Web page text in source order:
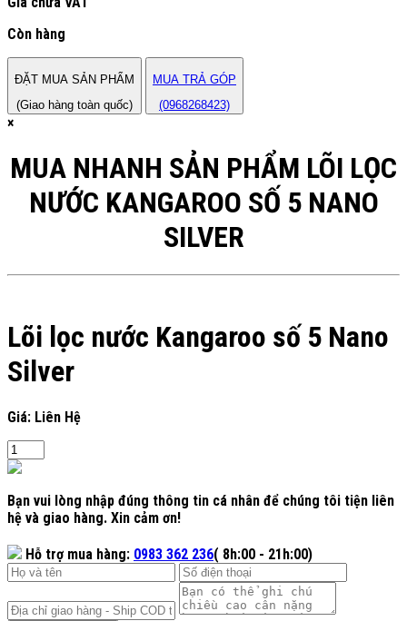
Còn hàng
ĐẶT MUA SẢN PHẨM
(Giao hàng toàn quốc)
MUA TRẢ GÓP
(0968268423)
×
MUA NHANH SẢN PHẨM LÕI LỌC
NƯỚC KANGAROO SỐ 5 NANO
SILVER
Lõi lọc nước Kangaroo số 5 Nano
Silver
Giá: Liên Hệ
Bạn vui lòng nhập đúng thông tin cá nhân để chúng tôi tiện liên
hệ và giao hàng. Xin cảm ơn!
Hỗ trợ mua hàng: 0983 362 236( 8h:00 - 21h:00)